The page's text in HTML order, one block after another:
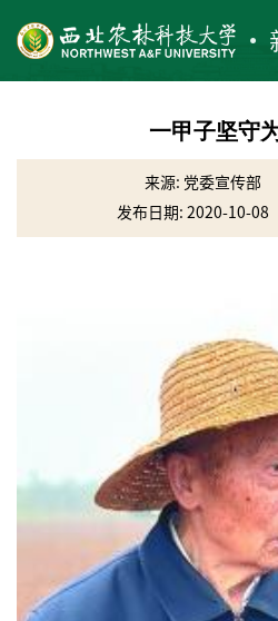
一甲子坚守
来源: 党委宣传部
发布日期: 2020-10-08